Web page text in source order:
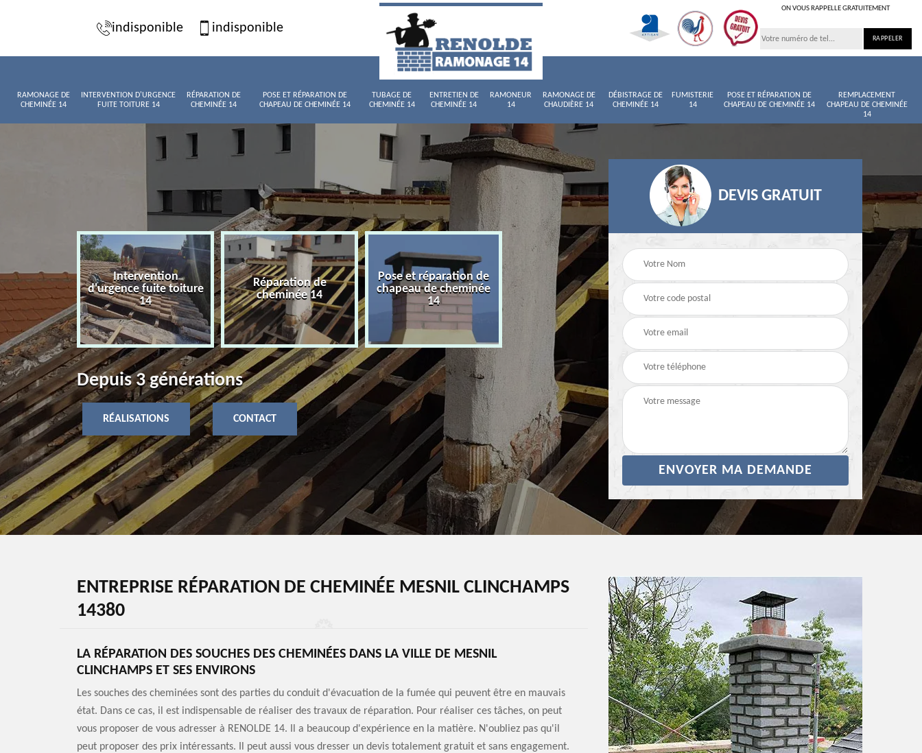
indisponible indisponible
ON VOUS RAPPELLE GRATUITEMENT
RAMONAGE DE
CHEMINÉE 14
INTERVENTION D'URGENCE
FUITE TOITURE 14
RÉPARATION DE
CHEMINÉE 14
POSE ET RÉPARATION DE
CHAPEAU DE CHEMINÉE 14
TUBAGE DE
CHEMINÉE 14
ENTRETIEN DE
CHEMINÉE 14
RAMONEUR
14
RAMONAGE DE
CHAUDIÈRE 14
DÉBISTRAGE DE
CHEMINÉE 14
FUMISTERIE
14
POSE ET RÉPARATION DE
CHAPEAU DE CHEMINÉE 14
REMPLACEMENT
CHAPEAU DE CHEMINÉE
14
de
14
Intervention
d'urgence fuite toiture
14
Réparation de
cheminée 14
Pose et réparation de
chapeau de cheminée
14
Tubage de cheminée
14
Entretien de cheminée
Ramoneur 14
Depuis 3 générations
RÉALISATIONS CONTACT
DEVIS GRATUIT
ENTREPRISE RÉPARATION DE CHEMINÉE MESNIL CLINCHAMPS
14380
LA RÉPARATION DES SOUCHES DES CHEMINÉES DANS LA VILLE DE MESNIL
CLINCHAMPS ET SES ENVIRONS
Les souches des cheminées sont des parties du conduit d'évacuation de la fumée qui peuvent être en mauvais
état. Dans ce cas, il est indispensable de réaliser des travaux de réparation. Pour réaliser ces tâches, on peut
vous proposer de vous adresser à RENOLDE 14. Il a beaucoup d'expérience en la matière. N'oubliez pas qu'il
peut proposer des prix intéressants. Il peut aussi vous dresser un devis totalement gratuit et sans engagement.